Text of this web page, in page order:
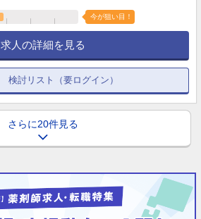
今が狙い目！
求人の詳細を見る
検討リスト（要ログイン）
さらに20件見る